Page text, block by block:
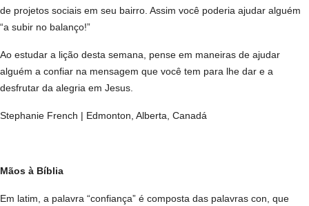
de projetos sociais em seu bairro. Assim você poderia ajudar alguém
“a subir no balanço!”
Ao estudar a lição desta semana, pense em maneiras de ajudar
alguém a confiar na mensagem que você tem para lhe dar e a
desfrutar da alegria em Jesus.
Stephanie French | Edmonton, Alberta, Canadá
Mãos à Bíblia
Em latim, a palavra “confiança” é composta das palavras con, que